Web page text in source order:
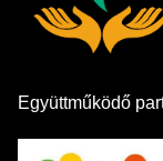
Együttműködő